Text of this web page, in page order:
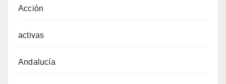
Acción
activas
Andalucía